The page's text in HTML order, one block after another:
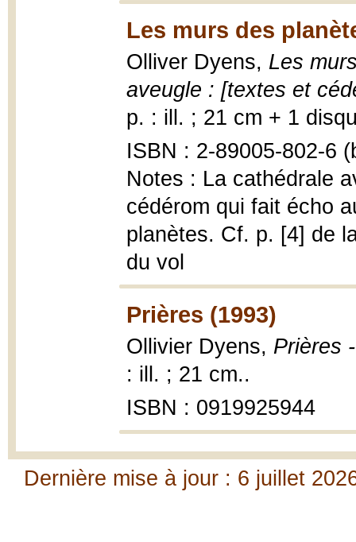
Les murs des
Olliver Dyens, Les
aveugle : [textes et
p. : ill. ; 21 cm + 1
ISBN : 2-89005-802-6
Notes : La cathédrale
cédérom qui fait écho
planètes. Cf. p. [4] de
du vol
Prières (1993)
Ollivier Dyens, Prières
: ill. ; 21 cm..
ISBN : 0919925944
Dernière mise à jour : 6 juillet